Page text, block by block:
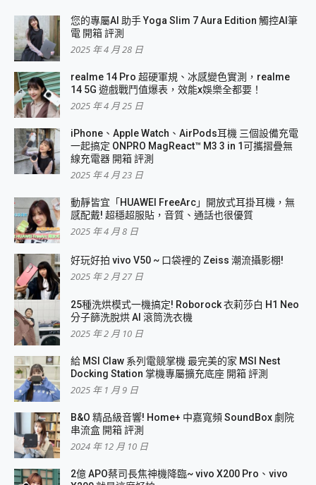
您的專屬AI 助手 Yoga Slim 7 Aura Edition 觸控AI筆
電 開箱 評測
2025 年 4 月 28 日
realme 14 Pro 超硬軍規、冰感變色實測，realme
14 5G 遊戲戰鬥值爆表，效能x娛樂全都要！
2025 年 4 月 25 日
iPhone、Apple Watch、AirPods耳機 三個設備充電
一起搞定 ONPRO MagReact™ M3 3 in 1可攜摺疊無
線充電器 開箱 評測
2025 年 4 月 23 日
動靜皆宜「HUAWEI FreeArc」開放式耳掛耳機，無
感配戴! 超穩超服貼，音質、通話也很優質
2025 年 4 月 8 日
好玩好拍 vivo V50 ~ 口袋裡的 Zeiss 潮流攝影棚!
2025 年 2 月 27 日
25種洗烘模式一機搞定! Roborock 衣莉莎白 H1 Neo
分子篩洗脫烘 AI 滾筒洗衣機
2025 年 2 月 10 日
給 MSI Claw 系列電競掌機 最完美的家 MSI Nest
Docking Station 掌機專屬擴充底座 開箱 評測
2025 年 1 月 9 日
B&O 精品級音響! Home+ 中嘉寬頻 SoundBox 劇院
串流盒 開箱 評測
2024 年 12 月 10 日
2億 APO蔡司長焦神機降臨~ vivo X200 Pro、vivo